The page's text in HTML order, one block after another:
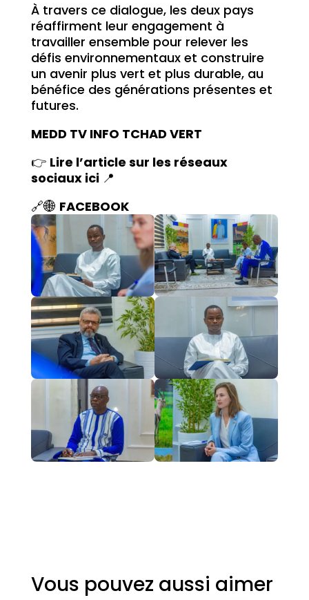
À travers ce dialogue, les deux pays
réaffirment leur engagement à
travailler ensemble pour relever les
défis environnementaux et construire
un avenir plus vert et plus durable, au
bénéfice des générations présentes et
futures.
MEDD TV INFO TCHAD VERT
👉 Lire l’article sur les réseaux
sociaux ici 📍
🔗🌐 FACEBOOK
Vous pouvez aussi aimer